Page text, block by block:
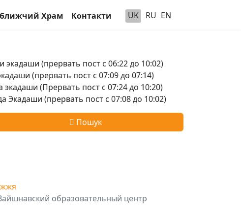
Храм Контакти UK RU EN
(прервать пост с 06:22 до 10:02)
(прервать пост с 07:09 до 07:14)
(Прервать пост с 07:24 до 10:20)
(прервать пост с 07:08 до 10:02)
Пошук
образовательный центр